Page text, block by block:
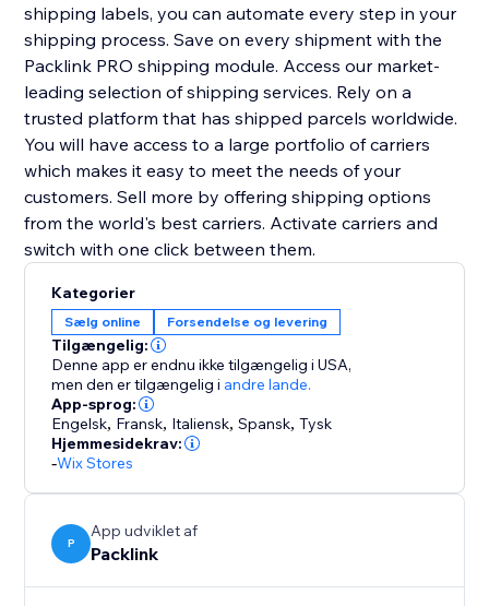
shipping labels, you can automate every step in your
shipping process. Save on every shipment with the
Packlink PRO shipping module. Access our market-
leading selection of shipping services. Rely on a
trusted platform that has shipped parcels worldwide.
You will have access to a large portfolio of carriers
which makes it easy to meet the needs of your
customers. Sell more by offering shipping options
from the world's best carriers. Activate carriers and
switch with one click between them.
Kategorier
Sælg online Forsendelse og levering
Tilgængelig:
Denne app er endnu ikke tilgængelig i USA,
men den er tilgængelig i andre lande.
App-sprog:
Engelsk, Fransk, Italiensk,Spansk,Tysk
Hjemmesidekrav:
-Wix Stores
P
App udviklet af
Packlink